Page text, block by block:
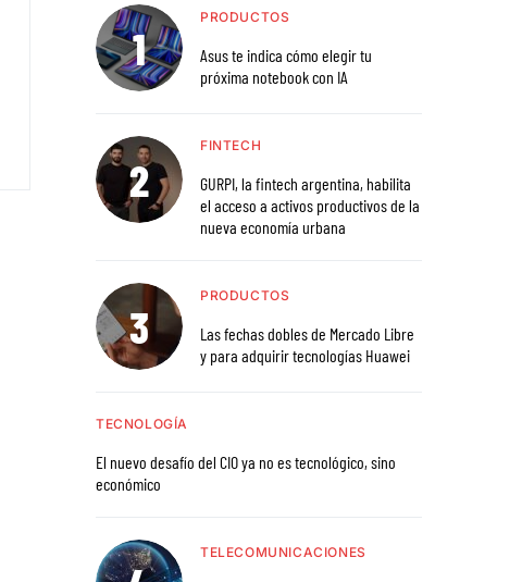
PRODUCTOS
Asus te indica cómo elegir tu
próxima notebook con IA
FINTECH
GURPI, la fintech argentina, habilita
el acceso a activos productivos de la
nueva economía urbana
PRODUCTOS
Las fechas dobles de Mercado Libre
y para adquirir tecnologías Huawei
TECNOLOGÍA
El nuevo desafío del CIO ya no es tecnológico, sino
económico
TELECOMUNICACIONES